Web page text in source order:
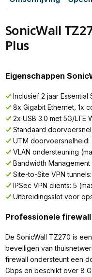
SonicWall
Plus
Eigenschappen
Inclusief 2 jaar Essential
8x Gigabit Ethernet, 1x
2x USB 3.0 met 5G/LTE
Standaard
UTM doorvoersnelheid:
VLAN ondersteuning
Bandwidth Management
Site-to-Site VPN
IPSec VPN clients: 5
Uitbreidingsslot voor
Professionele firewall
De SonicWall TZ270 is
beveiligen van
firewall ondersteunt een
Gbps en beschikt over 8